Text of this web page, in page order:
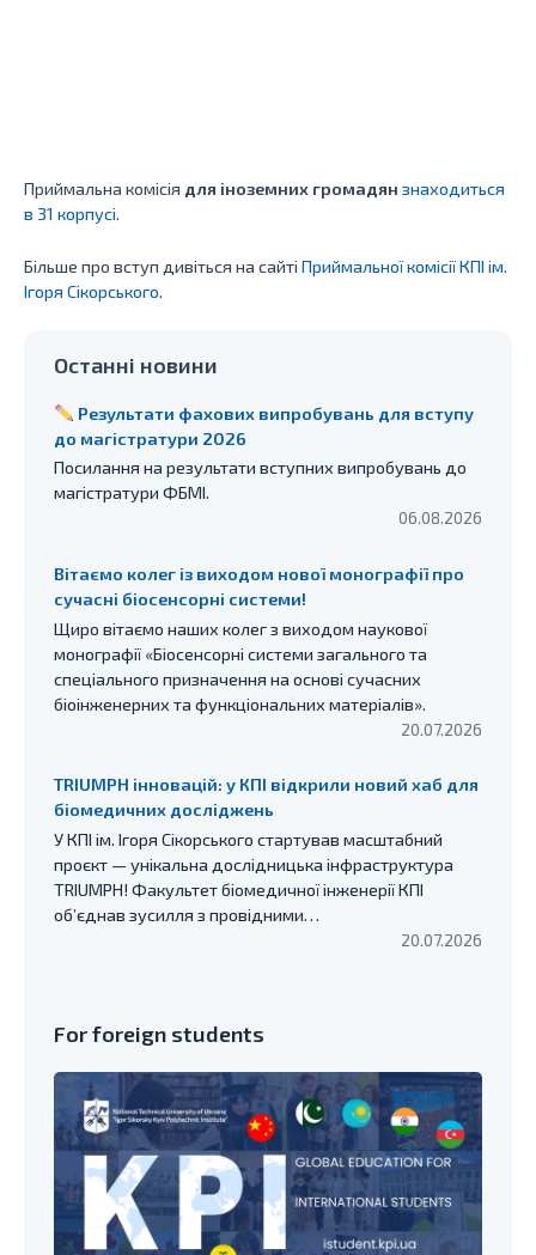
Приймальна комісія для іноземних громадян знаходиться
в 31 корпусі
Більше про вступ дивіться на сайті Приймальної комісії КПІ ім.
Ігоря Сікорського.
Останні новини
Результати фахових випробувань для вступу
до магістратури 2026
Посилання на результати вступних випробувань до
магістратури ФБМІ.
06.08.2026
Вітаємо колег із виходом нової монографії про
сучасні біосенсорні системи!
Щиро вітаємо наших колег з виходом наукової
монографії «Біосенсорні системи загального та
спеціального призначення на основі сучасних
біоінженерних та функціональних матеріалів».
20.07.2026
TRIUMPH інновацій: у КПІ відкрили новий хаб для
біомедичних досліджень
У КПІ ім. Ігоря Сікорського стартував масштабний
проєкт — унікальна дослідницька інфраструктура
TRIUMPH! Факультет біомедичної інженерії КПІ
об’єднав зусилля з провідними…
20.07.2026
For foreign students